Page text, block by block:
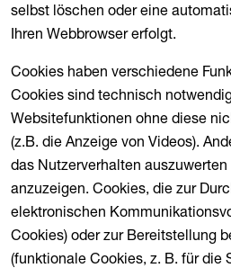
selbst löschen oder eine
Ihren Webbrowser erfolgt.
Cookies haben verschiedene
Cookies sind technisch
Websitefunktionen ohne diese
(z.B. die Anzeige von Videos).
das Nutzerverhalten
anzuzeigen. Cookies, die zur
elektronischen
Cookies) oder zur Bereitstellung
(funktionale Cookies, z. B. für die